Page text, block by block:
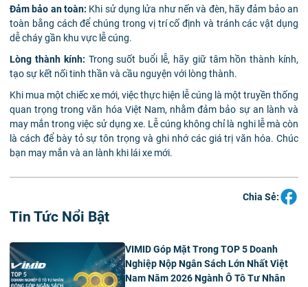
Đảm bảo an toàn: Khi sử dụng lửa như nến và đèn, hãy đảm bảo an
toàn bằng cách để chúng trong vị trí cố định và tránh các vật dụng
dễ cháy gần khu vực lễ cúng.
Lòng thành kính: Trong suốt buổi lễ, hãy giữ tâm hồn thành kính,
tạo sự kết nối tinh thần và cầu nguyện với lòng thành.
Khi mua một chiếc xe mới, việc thực hiện lễ cúng là một truyền thống
quan trọng trong văn hóa Việt Nam, nhằm đảm bảo sự an lành và
may mắn trong việc sử dụng xe. Lễ cúng không chỉ là nghi lễ mà còn
là cách để bày tỏ sự tôn trọng và ghi nhớ các giá trị văn hóa. Chúc
bạn may mắn và an lành khi lái xe mới.
Chia Sẻ:
Tin Tức Nổi Bật
VIMID Góp Mặt Trong TOP 5 Doanh
Nghiệp Nộp Ngân Sách Lớn Nhất Việt
Nam Năm 2026 Ngành Ô Tô Tư Nhân